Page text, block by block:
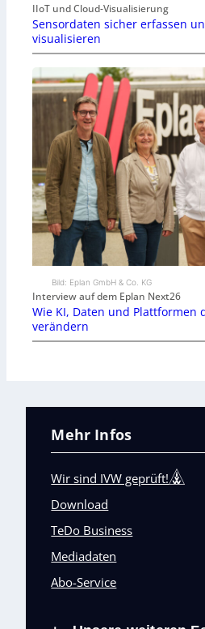
IIoT und Cloud-Visualisierung
Sensordaten sicher erfassen
visualisieren
Bild: Eplan GmbH & Co. KG
Interview auf dem Eplan Next26
Wie KI, Daten und Plattformen
verändern
Mehr Infos
Wir sind IVW geprüft!
Download
TeDo Business
Mediadaten
Abo-Service